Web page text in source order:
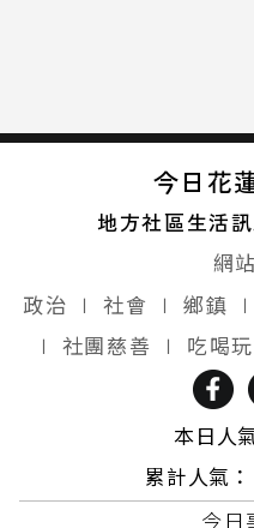
今日花
地方社區生活
網
政治 ∣ 社會 ∣ 鄉鎮 ∣
∣ 社團慈善 ∣ 吃喝
本日人
累計人氣：
今日